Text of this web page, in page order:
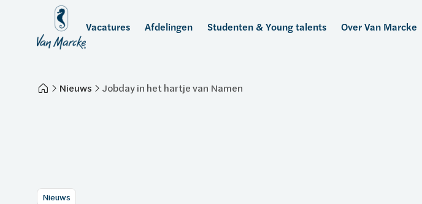
Vacatures Afdelingen Studenten & Young talents Over Van Marcke
Nieuws Jobday in het hartje van Namen
Nieuws